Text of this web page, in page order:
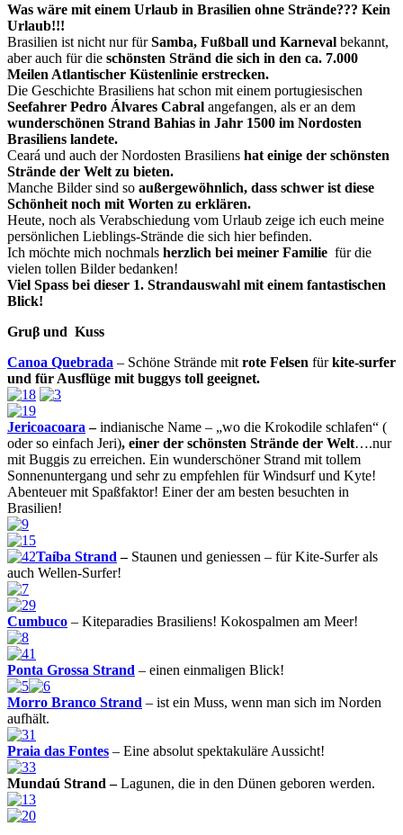
Was wäre mit einem Urlaub in Brasilien ohne Strände??? Kein
Urlaub!!!
Brasilien ist nicht nur fürSamba, Fußball und Karneval bekannt,
aber auch für die schönsten Stränd die sich in den ca. 7.000
Meilen Atlantischer Küstenlinie erstrecken.
Die Geschichte Brasiliens hat schon mit einem portugiesischen
Seefahrer Pedro Álvares Cabral angefangen, als er an dem
wunderschönen Strand Bahias in Jahr 1500 im Nordosten
Brasiliens landete.
Ceará und auch der Nordosten Brasiliens hat einige der schönsten
Strände der Welt zu bieten.
Manche Bilder sind so außergewöhnlich, dass schwer ist diese
Schönheit noch mit Worten zu erklären.
Heute, noch als Verabschiedung vom Urlaub zeige ich euch meine
persönlichen Lieblings-Strände die sich hier befinden.
Ich möchte mich nochmals herzlich bei meiner Familie für die
vielen tollen Bilder bedanken!
Viel Spass bei dieser 1. Strandauswahl mit einem fantastischen
Blick!
Gruβ und Kuss
Canoa Quebrada – Schöne Strände mit rote Felsen fürkite-surfer
und für Ausflüge mit buggys toll geeignet.
Jericoacoara –indianische Name – „wo die Krokodile schlafen“ (
oder so einfach Jeri), einer der schönsten Strände der Welt….nur
mit Buggis zu erreichen. Ein wunderschöner Strand mit tollem
Sonnenuntergang und sehr zu empfehlen für Windsurf und Kyte!
Abenteuer mit Spaßfaktor! Einer der am besten besuchten in
Brasilien!
Taíba Strand – Staunen und geniessen – für Kite-Surfer als
auch Wellen-Surfer!
Cumbuco – Kiteparadies Brasiliens! Kokospalmen am Meer!
Ponta Grossa Strand – einen einmaligen Blick!
Morro Branco Strand – ist ein Muss, wenn man sich im Norden
aufhält.
Praia das Fontes – Eine absolut spektakuläre Aussicht!
Mundaú Strand –Lagunen, die in den Dünen geboren werden.